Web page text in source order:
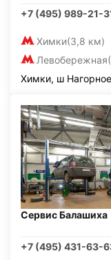
+7 (495) 989-21-
Химки(3,8 км)
Левобережная
Химки, ш
Сервис Балашиха
+7 (495) 431-63-